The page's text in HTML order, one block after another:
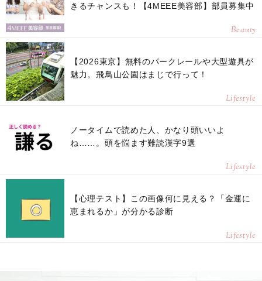
きるチャンスも！【4MEEE美容部】部員募集中
Beauty
【2026東京】無料のパークレールや大型遊具が
魅力。飛鳥山公園はまじで行って！
Lifestyle
ノータイムで読めた人、かなり頭いいよ
ね……。頭を悩ます難読漢字9選
Lifestyle
【心理テスト】この画像何に見える？「金運に
恵まれるか」が分かる診断
Lifestyle